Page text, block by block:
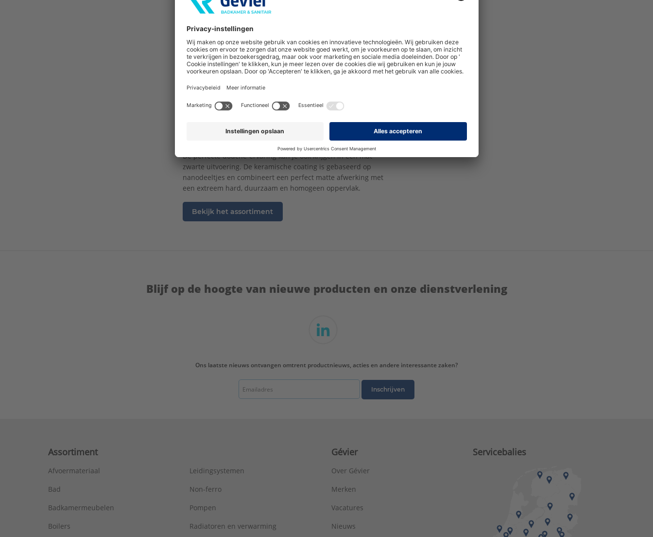
handdouche heeft maar liefst 3 straalstanden: ontspannend,
verkwikkend en EcoFlow.
Eenvoudige montage
Zijn er reeds boorgaten? Geen probleem. Dankzij de
eenvoudig verstelbare, stabiele douchebevestigingen kunnen
Is er weinig ruimte door een hellend plafond? De douchestang
kan eenvoudig ingekort worden naar de gewenste hoogte.
Ook in mat zwart!
De perfecte douche-ervaring kan je ook krijgen in een mat
zwarte uitvoering. De keramische coating is gebaseerd op
nanodeeltjes en combineert een perfect matte afwerking met
een extreem hard, duurzaam en homogeen oppervlak.
Bekijk het assortiment
Blijf op de hoogte van nieuwe producten en onze dienstverlening
Ons laatste nieuws ontvangen omtrent productnieuws, acties en andere interessante zaken?
Inschrijven
Assortiment
Afvoermateriaal
Bad
Badkamermeubelen
Boilers
Leidingsystemen
Non-ferro
Pompen
Radiatoren en verwarming
Gévier
Over Gévier
Merken
Vacatures
Nieuws
Servicebalies